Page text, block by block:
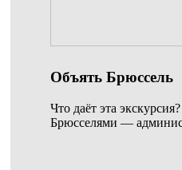
Объять Брюссель
Что даёт эта
Брюсселями —